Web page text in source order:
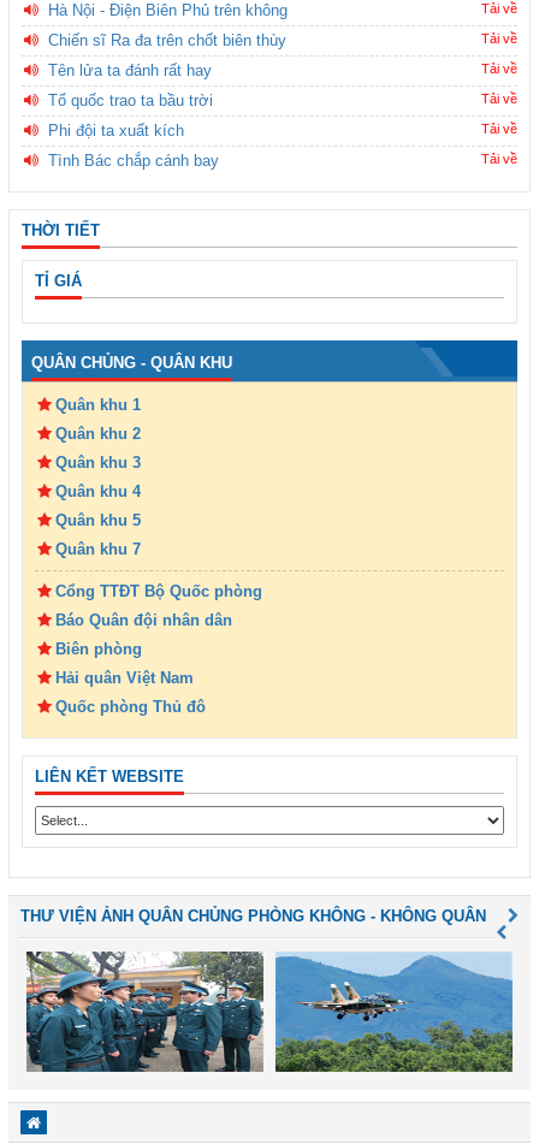
Hà Nội - Điện Biên Phủ trên không Tải về
Chiến sĩ Ra đa trên chốt biên thùy Tải về
Tên lửa ta đánh rất hay Tải về
Tổ quốc trao ta bầu trời Tải về
Phi đội ta xuất kích Tải về
Tình Bác chắp cánh bay Tải về
THỜI TIẾT
TỈ GIÁ
QUÂN CHỦNG - QUÂN KHU
Quân khu 1
Quân khu 2
Quân khu 3
Quân khu 4
Quân khu 5
Quân khu 7
Cổng TTĐT Bộ Quốc phòng
Báo Quân đội nhân dân
Biên phòng
Hải quân Việt Nam
Quốc phòng Thủ đô
LIÊN KẾT WEBSITE
THƯ VIỆN ẢNH QUÂN CHỦNG PHÒNG KHÔNG - KHÔNG QUÂN